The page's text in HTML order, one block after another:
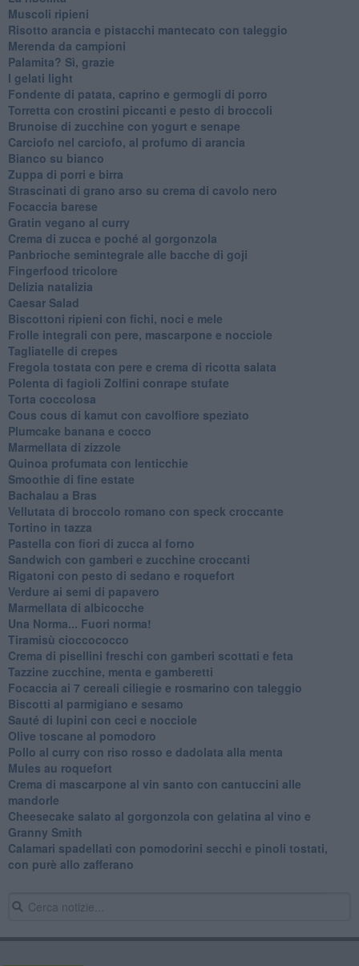
Muscoli ripieni
Risotto arancia e pistacchi mantecato con taleggio
Merenda da campioni
Palamita? Sì, grazie
I gelati light
Fondente di patata, caprino e germogli di porro
Torretta con crostini piccanti e pesto di broccoli
Brunoise di zucchine con yogurt e senape
Carciofo nel carciofo, al profumo di arancia
Bianco su bianco
Zuppa di porri e birra
Strascinati di grano arso su crema di cavolo nero
Focaccia barese
Gratin vegano al curry
Crema di zucca e poché al gorgonzola
Panbrioche semintegrale alle bacche di goji
Fingerfood tricolore
Delizia natalizia
Caesar Salad
Biscottoni ripieni con fichi, noci e mele
Frolle integrali con pere, mascarpone e nocciole
Tagliatelle di crepes
Fregola tostata con pere e crema di ricotta salata
Polenta di fagioli Zolfini conrape stufate
Torta coccolosa
Cous cous di kamut con cavolfiore speziato
Plumcake banana e cocco
Marmellata di zizzole
Quinoa profumata con lenticchie
Smoothie di fine estate
Bachalau a Bras
Vellutata di broccolo romano con speck croccante
Tortino in tazza
Pastella con fiori di zucca al forno
Sandwich con gamberi e zucchine croccanti
Rigatoni con pesto di sedano e roquefort
Verdure ai semi di papavero
Marmellata di albicocche
Una Norma... Fuori norma!
Tiramisù cioccococco
Crema di pisellini freschi con gamberi scottati e feta
Tazzine zucchine, menta e gamberetti
Focaccia ai 7 cereali ciliegie e rosmarino con taleggio
Biscotti al parmigiano e sesamo
Sauté di lupini con ceci e nocciole
Olive toscane al pomodoro
Pollo al curry con riso rosso e dadolata alla menta
Mules au roquefort
Crema di mascarpone al vin santo con cantuccini alle
mandorle
Cheesecake salato al gorgonzola con gelatina al vino e
Granny Smith
Calamari spadellati con pomodorini secchi e pinoli tostati,
con purè allo zafferano